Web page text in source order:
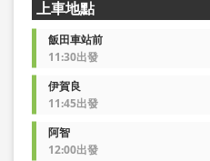
上車地點
飯田車站前
11:30出發
伊賀良
11:45出發
阿智
12:00出發